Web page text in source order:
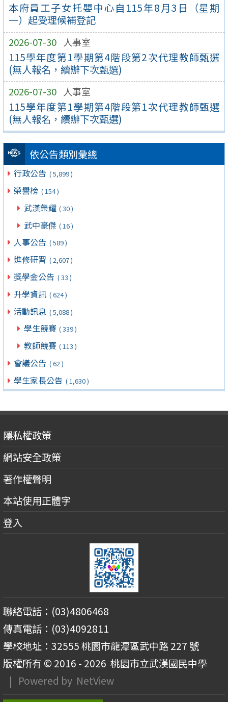
本府員工子女托嬰中心自115年8月3日（星期
一）起受理候補登記
2026-07-30 人事室
115學年度第1學期第4階段第2次代理教師甄選
(無人報名，續辦下次甄選)
2026-07-30 人事室
115學年度第1學期第4階段第1次代理教師甄選
(無人報名，續辦下次甄選)
依公告類別彙總
行政公告 ( 5,899 )
榮譽榜 ( 154 )
武漢榮耀 ( 30 )
武中豪傑 ( 16 )
人事公告 ( 589 )
進修研習 ( 2,607 )
獎學金公告 ( 33 )
升學資訊 ( 624 )
活動訊息 ( 5,088 )
學生競賽 ( 339 )
教師競賽 ( 113 )
會議公告 ( 62 )
學生家長公告 ( 1,630 )
隱私權政策
網站安全政策
著作權聲明
本站使用正體字
登入
聯絡電話：(03)4806468
傳真電話：(03)4092811
學校地址：32555 桃園市龍潭區武中路 227 號
版權所有 © 2016 - 2026 桃園市立武漢國民中學
| Powered by NetView